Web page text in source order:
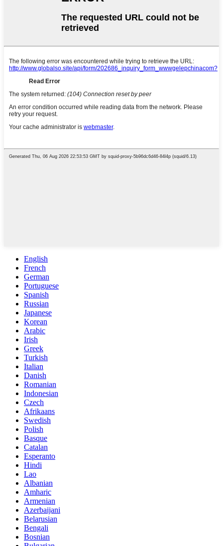
English
French
German
Portuguese
Spanish
Russian
Japanese
Korean
Arabic
Irish
Greek
Turkish
Italian
Danish
Romanian
Indonesian
Czech
Afrikaans
Swedish
Polish
Basque
Catalan
Esperanto
Hindi
Lao
Albanian
Amharic
Armenian
Azerbaijani
Belarusian
Bengali
Bosnian